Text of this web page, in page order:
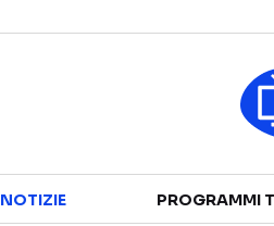
NOTIZIE PROGRAMMI